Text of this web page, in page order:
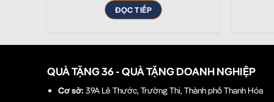
ĐỌC TIẾP
QUÀ TẶNG 36 - QUÀ TẶNG DOANH NGHIỆP
Cơ sở:39A Lê Thước, Trường Thi, Thành phố Thanh Hóa